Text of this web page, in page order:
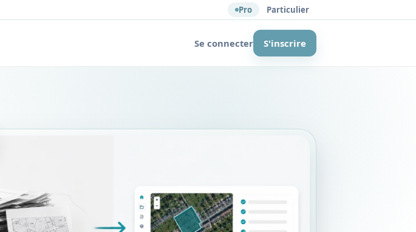
Pro Particulier
Se connecter S'inscrire